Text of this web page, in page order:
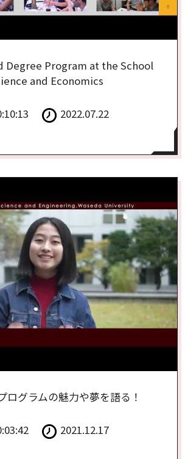
Degree Program at the School
and Economics
2022.07.22
ログラムの魅力や夢を語る！
2021.12.17